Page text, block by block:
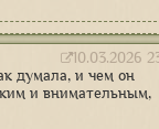
10.03.2026
думала, и чем он
и внимательным,